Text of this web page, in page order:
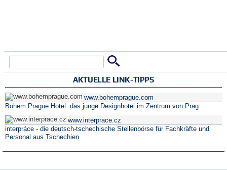
AKTUELLE LINK-TIPPS
www.bohemprague.com
Bohem Prague Hotel: das junge Designhotel im Zentrum von Prag
www.interprace.cz
interpráce - die deutsch-tschechische Stellenbörse für Fachkräfte und
Personal aus Tschechien